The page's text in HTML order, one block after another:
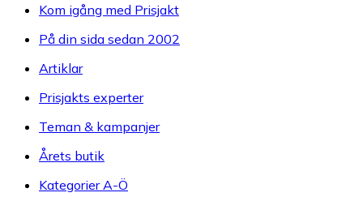
Kom igång med Prisjakt
På din sida sedan 2002
Artiklar
Prisjakts experter
Teman & kampanjer
Årets butik
Kategorier A-Ö